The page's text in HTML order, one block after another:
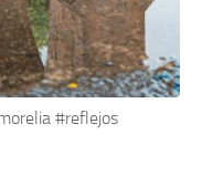
#reflejos